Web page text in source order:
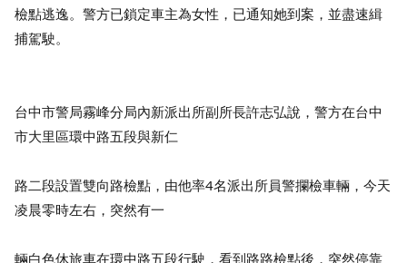
檢點逃逸。警方已鎖定車主為女性 ，已通知她到案，並盡速緝
捕駕駛。
台中市警局霧峰分局內新派出所副所長許志弘說，警方在台中
市大里區環中路五段與新仁
路二段設置雙向路檢點，由他率4名派出所員警攔檢車輛，今天
凌晨零時左右，突然有一
輛白色休旅車在環中路五段行駛，看到路路檢點後，突然停靠